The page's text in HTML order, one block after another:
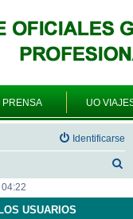
PRENSA UO
Identificarse
USUARIOS